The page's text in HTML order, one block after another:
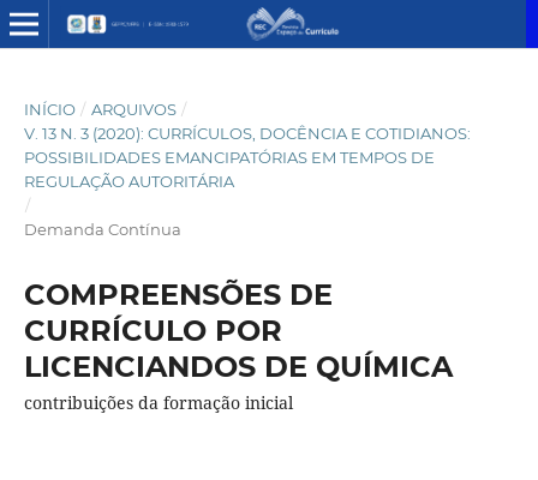
INÍCIO / ARQUIVOS /
V. 13 N. 3 (2020): CURRÍCULOS, DOCÊNCIA E COTIDIANOS:
POSSIBILIDADES EMANCIPATÓRIAS EM TEMPOS DE
REGULAÇÃO AUTORITÁRIA
/
Demanda Contínua
COMPREENSÕES DE
CURRÍCULO POR
LICENCIANDOS DE QUÍMICA
contribuições da formação inicial